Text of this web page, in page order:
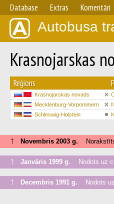
Database Extras Komentāri
Autobusa
Krasnojarskas
Reģions
Krasnojarskas novads
Mecklenburg-Vorpommern
Schleswig-Holstein
↑ Novembris 2003 g.
↑ Janvāris 1999 g. Nodots uz
↑ Decembris 1991 g. Nodots